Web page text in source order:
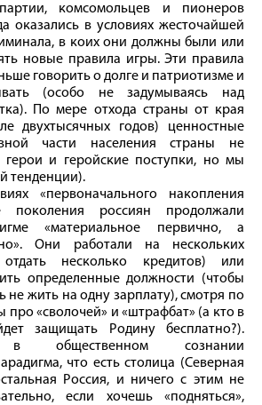
комсомольцев и пионеров
оказались в условиях жесточайшей
в коих они должны были или
новые правила игры. Эти правила
говорить о долге и патриотизме и
(особо не задумываясь над
По мере отхода страны от края
двухтысячных годов) ценностные
части населения страны не
герои и геройские поступки, но мы
тенденции).
«первоначального накопления
поколения россиян продолжали
«материальное первично, а
Они работали на нескольких
несколько кредитов) или
определенные должности (чтобы
не жить на одну зарплату), смотря по
про «сволочей» и «штрафбат» (а кто в
защищать Родину бесплатно?).
в общественном сознании
что есть столица (Северная
Россия, и ничего с этим не
если хочешь «подняться»,